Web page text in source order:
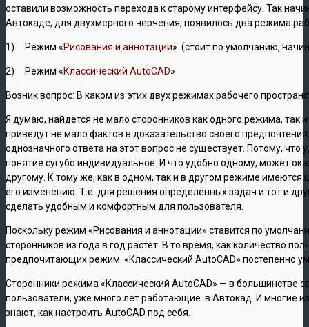
оставили возможность перехода к старому интерфейсу. Так
Автокаде, для двухмерного черчения, появилось два режима
1) Режим «Рисования и аннотации» (стоит по умолчанию,
2) Режим «Классический AutoCAD»
Возник вопрос: В каком из этих двух режимах рабочего
Я думаю, найдется не мало сторонников как одного режима, так и
приведут не мало фактов в доказательство своего
однозначного ответа на этот вопрос не существует. Потому, что
понятие сугубо индивидуальное. И что удобно одному, может
другому. К тому же, как в одном, так и в другом режиме имеются
его изменению. Т.е. для решения определенных задач и тот и
сделать удобным и комфортным для пользователя.
Поскольку режим «Рисования и аннотации» ставится по
сторонников из года в год растет. В то время, как количество
предпочитающих режим «Классический AutoCAD» постепенно
Сторонники режима «Классический AutoCAD» — в большинстве
пользователи, уже много лет работающие в Автокад. И многие
знают, как настроить AutoCAD под себя.